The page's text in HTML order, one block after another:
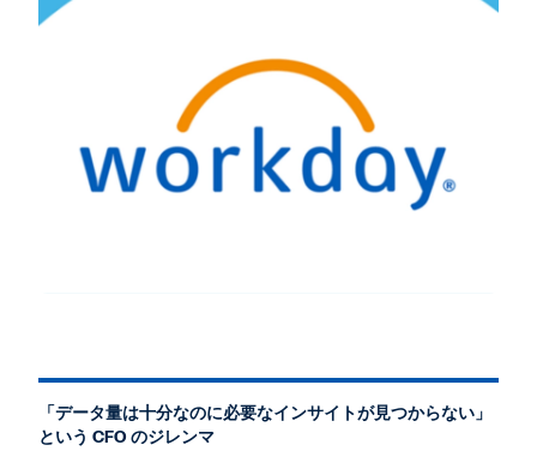
「データ量は十分なのに必要なインサイトが見つからない」
という CFO のジレンマ